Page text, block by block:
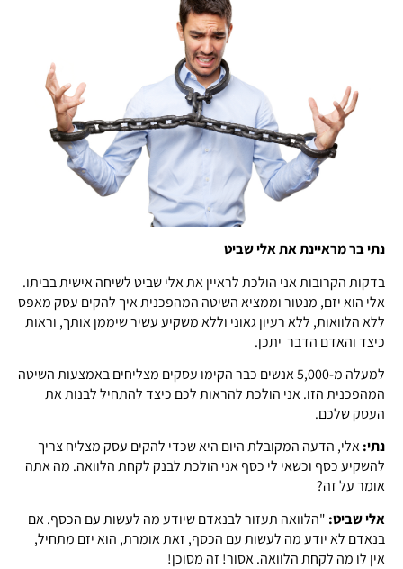
נתי בר מראיינת את אלי שביט
בדקות הקרובות אני הולכת לראיין את אלי שביט לשיחה אישית בביתו.
אלי הוא יזם, מנטור וממציא השיטה המהפכנית איך להקים עסק מאפס
ללא הלוואות, ללא רעיון גאוני וללא משקיע עשיר שיממן אותך, וראות
כיצד והאדם הדבר יתכן.
למעלה מ-5,000 אנשים כבר הקימו עסקים מצליחים באמצעות השיטה
המהפכנית הזו. אני הולכת להראות לכם כיצד להתחיל לבנות את
העסק שלכם.
נתי:אלי, הדעה המקובלת היום היא שכדי להקים עסק מצליח צריך
להשקיע כסף וכשאי לי כסף אני הולכת לבנק לקחת הלוואה. מה אתה
אומר על זה?
אלי שביט: "הלוואה תעזור לבנאדם שיודע מה לעשות עם הכסף. אם
בנאדם לא יודע מה לעשות עם הכסף, זאת אומרת, הוא יזם מתחיל,
אין לו מה לקחת הלוואה. אסור! זה מסוכן!